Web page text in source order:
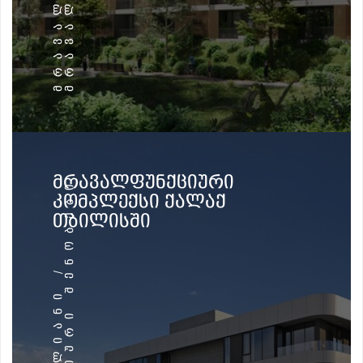
ᲛᲠᲐᲕᲐᲚᲤᲣᲜᲥᲪᲘᲣᲠᲘ
ᲙᲝᲛᲞᲚᲔᲥᲡᲘ ᲥᲐᲚᲐᲥ
ᲗᲑᲘᲚᲘᲡᲨᲘ